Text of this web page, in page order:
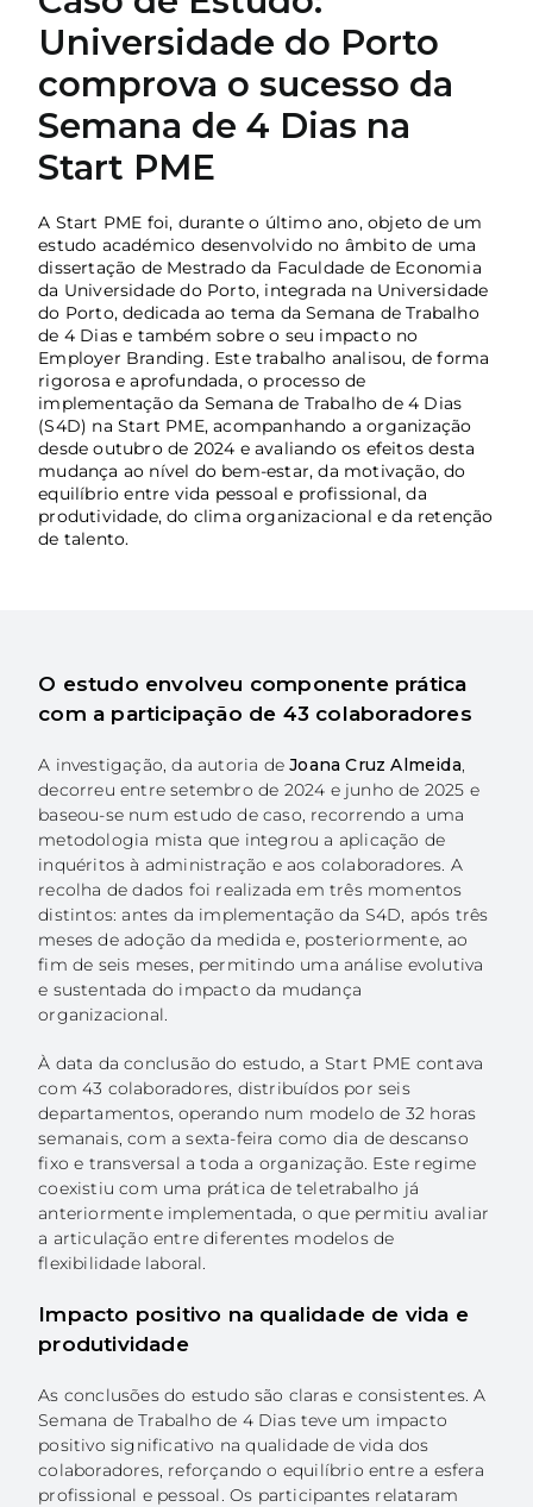
Açores
Algarve
PRR
Turismo de Portugal
PEPAC Agricultura
Portugal 2030
SERVIÇOS
ABRIR UM NEGÓCIO
ECOSSISTEMA
NOTÍCIAS
CONTACTOS
Universidade do Porto
comprova o sucesso da
Semana de 4 Dias na
Start PME
A Start PME foi, durante o último ano, objeto de um
estudo académico desenvolvido no âmbito de uma
dissertação de Mestrado da Faculdade de Economia
da Universidade do Porto, integrada na Universidade
do Porto, dedicada ao tema da Semana de Trabalho
de 4 Dias e também sobre o seu impacto no
Employer Branding. Este trabalho analisou, de forma
rigorosa e aprofundada, o processo de
implementação da Semana de Trabalho de 4 Dias
(S4D) na Start PME, acompanhando a organização
desde outubro de 2024 e avaliando os efeitos desta
mudança ao nível do bem-estar, da motivação, do
equilíbrio entre vida pessoal e profissional, da
produtividade, do clima organizacional e da retenção
de talento.
O estudo envolveu componente prática
com a participação de 43 colaboradores
A investigação, da autoria deJoana Cruz Almeida,
decorreu entre setembro de 2024 e junho de 2025 e
baseou-se num estudo de caso, recorrendo a uma
metodologia mista que integrou a aplicação de
inquéritos à administração e aos colaboradores. A
recolha de dados foi realizada em três momentos
distintos: antes da implementação da S4D, após três
meses de adoção da medida e, posteriormente, ao
fim de seis meses, permitindo uma análise evolutiva
e sustentada do impacto da mudança
organizacional.
À data da conclusão do estudo, a Start PME contava
com 43 colaboradores, distribuídos por seis
departamentos, operando num modelo de 32 horas
semanais, com a sexta-feira como dia de descanso
fixo e transversal a toda a organização. Este regime
coexistiu com uma prática de teletrabalho já
anteriormente implementada, o que permitiu avaliar
a articulação entre diferentes modelos de
flexibilidade laboral.
Impacto positivo na qualidade de vida e
produtividade
As conclusões do estudo são claras e consistentes. A
Semana de Trabalho de 4 Dias teve um impacto
positivo significativo na qualidade de vida dos
colaboradores, reforçando o equilíbrio entre a esfera
profissional e pessoal. Os participantes relataram